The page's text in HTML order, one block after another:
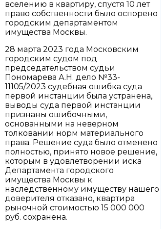
вселению в квартиру, спустя 10 лет
право собственности было оспорено
городским департаментом
имущества Москвы.
28 марта 2023 года Московским
городским судом под
председательством судьи
Пономарева А.Н. дело №33-
11105/2023 судебная ошибка суда
первой инстанции была устранена,
выводы суда первой инстанции
признаны ошибочными,
основанными на неверном
толковании норм материального
права. Решение суда было отменено
полностью, принято новое решение,
которым в удовлетворении иска
Департамента городского
имущества Москвы к
наследственному имуществу нашего
доверителя отказано, квартира
рыночной стоимостью 15 000 000
руб. сохранена.